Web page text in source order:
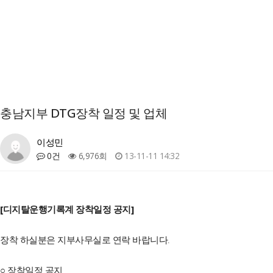
충남지부 DTG장착 일정 및 업체
이성민
0건 6,976회 13-11-11 14:32
[디지탈운행기록계 장착일정 공지]
장착 하실분은 지부사무실로 연락 바랍니다.
○ 장착일정 공지